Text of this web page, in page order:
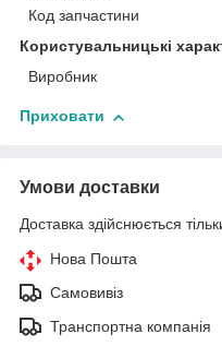
Код запчастини
Користувальницькі
Виробник
Приховати
Умови доставки
Доставка здійснюється
Нова Пошта
Самовивіз
Транспортна компанія